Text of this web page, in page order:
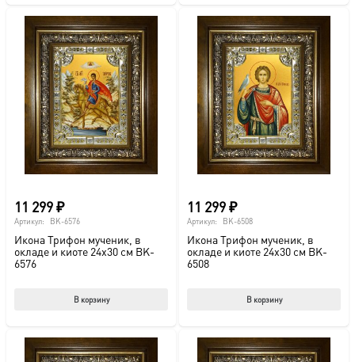
странице
11 299₽
Артикул: BK-6576
Икона Трифон мученик, в
окладе и киоте 24х30 см BK-
6576
В корзину
11 299₽
Артикул: BK-6508
Икона Трифон мученик, в
окладе и киоте 24х30 см BK-
6508
В корзину